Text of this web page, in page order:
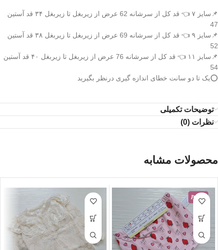
📌سایز ۷ 👈 قد کل از سرشانه 62 عرض از زیربغل تا زیربغل ۳۴ قد آستین
47
📌سایز ۹ 👈 قد کل از سرشانه 69 عرض از زیربغل تا زیربغل ۳۸ قد آستین
52
📌سایز ۱۱ 👈 قد کل از سرشانه 76 عرض از زیربغل تا زیربغل ۴۰ قد آستین
54
⭕️یک تا دو سانت خطای اندازه گیری درنظر بگیرید
توضیحات تکمیلی
نظرات (0)
محصولات مشابه